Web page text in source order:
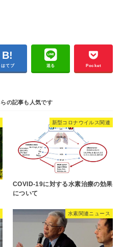
はてブ 送る Pocket
新型コロナウイルス関連
COVID-19に対する水素治療の効果
について
水素関連ニュース